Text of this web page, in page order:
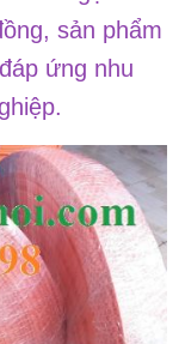
sản phẩm
ứng nhu